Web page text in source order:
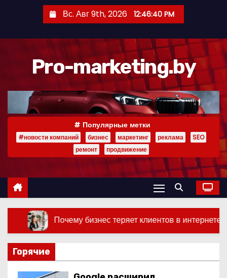
р
Вс. Авг 9th, 2026 12:46:41 PM
Pro-marketing.by
Популярные метки
#новости компаний бизнес маркетинг реклама
SEO
ремонт
продвижение
бизнес теряет клиентов в интернете, даже если у него
Горячие